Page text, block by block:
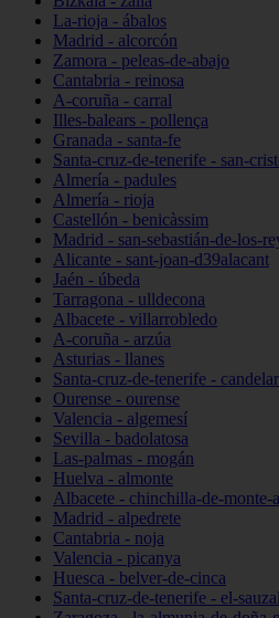
La-rioja - ábalos
Madrid - alcorcón
Zamora - peleas-de-abajo
Cantabria - reinosa
A-coruña - carral
Illes-balears - pollença
Granada - santa-fe
Santa-cruz-de-tenerife - san-
Almería - padules
Almería - rioja
Castellón - benicàssim
Madrid - san-sebastián-de-los-
Alicante - sant-joan-d39alacant
Jaén - úbeda
Tarragona - ulldecona
Albacete - villarrobledo
A-coruña - arzúa
Asturias - llanes
Santa-cruz-de-tenerife -
Ourense - ourense
Valencia - algemesí
Sevilla - badolatosa
Las-palmas - mogán
Huelva - almonte
Albacete - chinchilla-de-monte-
Madrid - alpedrete
Cantabria - noja
Valencia - picanya
Huesca - belver-de-cinca
Santa-cruz-de-tenerife - el-sauzal